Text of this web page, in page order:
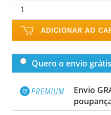
ADICIONAR AO
Quero o envio
Envio